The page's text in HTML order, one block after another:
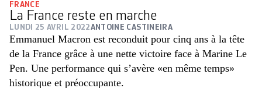
FRANCE
La France reste en marche
LUNDI 25 AVRIL 2022ANTOINE CASTINEIRA
Emmanuel Macron est reconduit pour cinq ans à la tête
de la France grâce à une nette victoire face à Marine Le
Pen. Une performance qui s’avère «en même temps»
historique et préoccupante.